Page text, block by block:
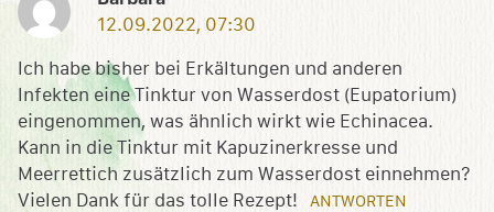
12.09.2022, 07:30
Ich habe bisher bei Erkältungen und anderen
Infekten eine Tinktur von Wasserdost (Eupatorium)
eingenommen, was ähnlich wirkt wie Echinacea.
Kann in die Tinktur mit Kapuzinerkresse und
Meerrettich zusätzlich zum Wasserdost einnehmen?
Vielen Dank für das tolle Rezept!
ANTWORTEN